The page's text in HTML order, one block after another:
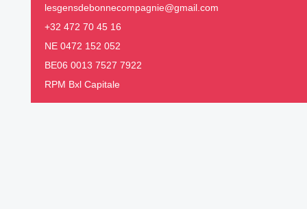
lesgensdebonnecompagnie@gmail.com
+32 472 70 45 16
NE 0472 152 052
BE06 0013 7527 7922
RPM Bxl Capitale